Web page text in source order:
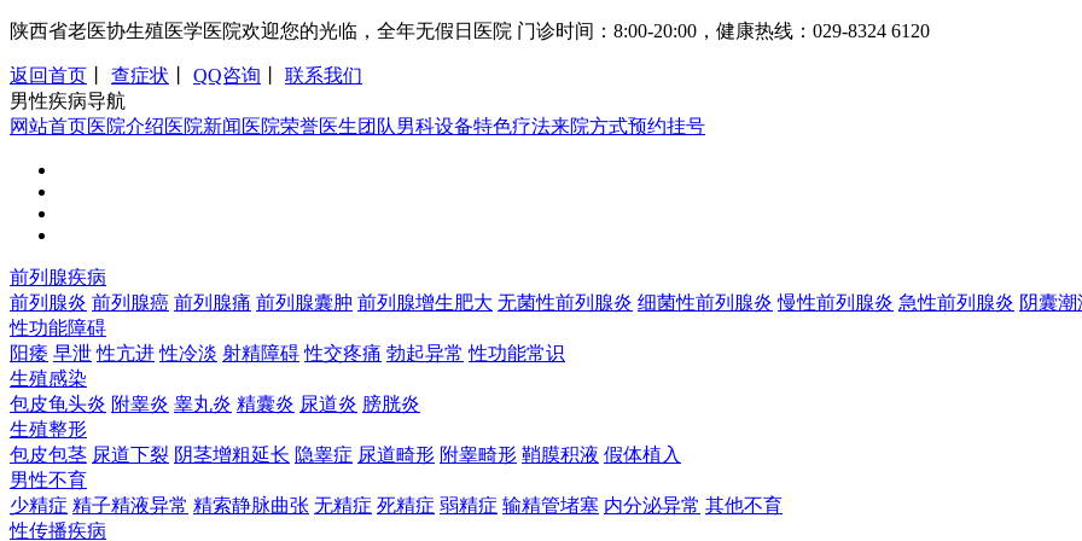
陕西省老医协生殖医学医院欢迎您的光临，全年无假日医院 门诊时间：8:00-20:00，健康热线：029-8324 6120
返回首页 查症状 QQ咨询
联系我们
男性疾病导航
网站首页医院介绍医院新闻 医院荣誉医生团队男科设备特色疗法来院方式预约挂号
前列腺疾病
前列腺炎 前列腺癌 前列腺痛 前列腺囊肿 前列腺增生肥大 无菌性前列腺炎 细菌性前列腺炎 慢性前列腺炎 急性前列腺炎 阴囊潮
性功能障碍
阳痿 早泄 性亢进 性冷淡 射精障碍 性交疼痛 勃起异常 性功能常识
生殖感染
包皮龟头炎 附睾炎 睾丸炎 精囊炎 尿道炎 膀胱炎
生殖整形
包皮包茎 尿道下裂 阴茎增粗延长 隐睾症 尿道畸形 附睾畸形 鞘膜积液 假体植入
男性不育
少精症 精子精液异常 精索静脉曲张 无精症 死精症 弱精症 输精管堵塞 内分泌异常 其他不育
性传播疾病